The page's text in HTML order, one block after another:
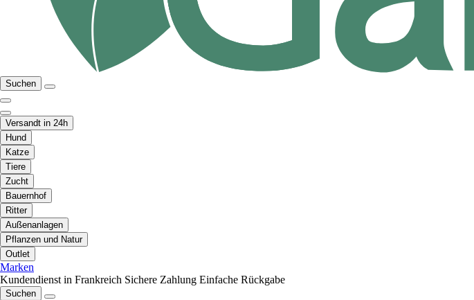
Suchen
Versandt in 24h
Hund
Katze
Tiere
Zucht
Bauernhof
Ritter
Außenanlagen
Pflanzen und Natur
Outlet
Marken
Kundendienst in Frankreich Sichere Zahlung Einfache Rückgabe
Suchen